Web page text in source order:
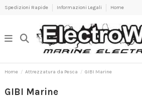
Spedizioni Rapide Informazioni Legali Home
Home Attrezzatura da Pesca GIBI Marine
GIBI Marine